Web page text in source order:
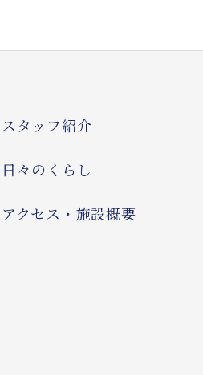
スタッフ紹介
日々のくらし
アクセス・施設概要